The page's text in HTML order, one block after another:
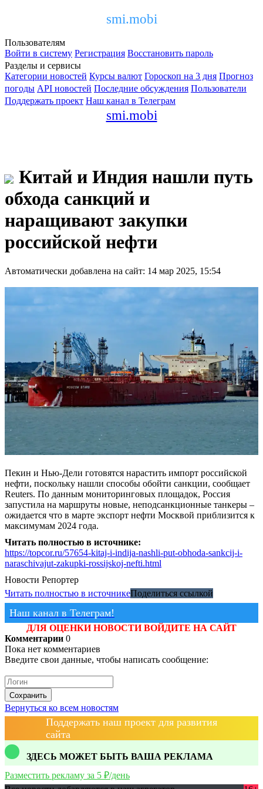
smi.mobi
Пользователям
Войти в систему Регистрация Восстановить пароль
Разделы и сервисы
Категории новостей Курсы валют Гороскоп на 3 дня Прогноз
погоды API новостей Последние обсуждения Пользователи
Поддержать проект Наш канал в Телеграм
smi.mobi
Китай и Индия нашли путь
обхода санкций и
наращивают закупки
российской нефти
Автоматически добавлена на сайт: 14 мар 2025, 15:54
Пекин и Нью-Дели готовятся нарастить импорт российской
нефти, поскольку нашли способы обойти санкции, сообщает
Reuters. По данным мониторинговых площадок, Россия
запустила на маршруты новые, неподсанкционные танкеры –
ожидается что в марте экспорт нефти Москвой приблизится к
максимумам 2024 года.
Читать полностью в источнике:
https://topcor.ru/57654-kitaj-i-indija-nashli-put-obhoda-sankcij-i-
naraschivajut-zakupki-rossijskoj-nefti.html
Новости Репортер
Читать полностью в источникеПоделиться ссылкой
Наш канал в Телеграм!
ДЛЯ ОЦЕНКИ НОВОСТИ ВОЙДИТЕ НА САЙТ
Комментарии 0
Пока нет комментариев
Введите свои данные, чтобы написать сообщение:
Сохранить
Вернуться ко всем новостям
Поддержать наш проект для развития
сайта
ЗДЕСЬ МОЖЕТ БЫТЬ ВАША РЕКЛАМА
Разместить рекламу за 5 ₽/день